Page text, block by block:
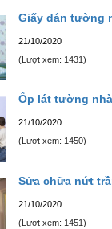
Giấy dán tường
21/10/2020
(Lượt xem: 1431)
Ốp lát tường
21/10/2020
(Lượt xem: 1450)
Sửa chữa nứt
21/10/2020
(Lượt xem: 1451)